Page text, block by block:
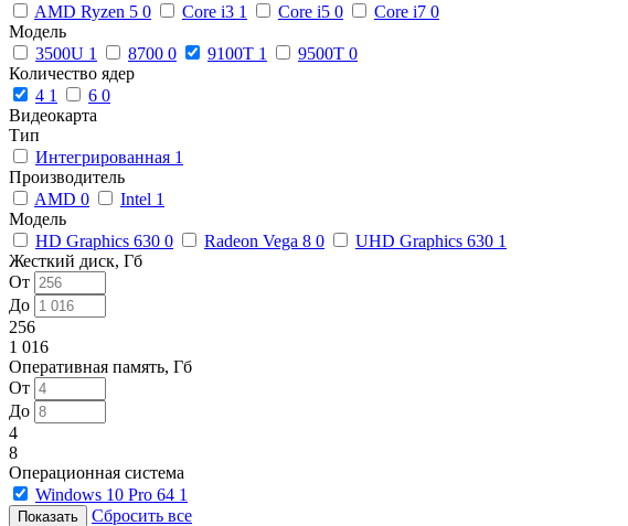
AMD Ryzen 5 0 Core i3 1 Core i5 0 Core i7 0
Модель
3500U 1 8700 0 9100T 1 9500T 0
Количество ядер
4 1 6 0
Видеокарта
Тип
Интегрированная 1
Производитель
AMD 0 Intel 1
Модель
HD Graphics 630 0 Radeon Vega 8 0 UHD Graphics 630 1
Жесткий диск, Гб
От
До
256
1 016
Оперативная память, Гб
От
До
4
8
Операционная система
Windows 10 Pro 64 1
Сбросить все